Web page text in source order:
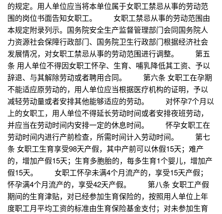
的规定。用人单位应当将本单位属于女职工禁忌从事的劳动范
围的岗位书面告知女职工。 女职工禁忌从事的劳动范围由
本规定附录列示。国务院安全生产监督管理部门会同国务院人
力资源社会保障行政部门、国务院卫生行政部门根据经济社会
发展情况，对女职工禁忌从事的劳动范围进行调整。 第五
条 用人单位不得因女职工怀孕、生育、哺乳降低其工资、予以
辞退、与其解除劳动或者聘用合同。 第六条 女职工在孕期
不能适应原劳动的，用人单位应当根据医疗机构的证明，予以
减轻劳动量或者安排其他能够适应的劳动。 对怀孕7个月以
上的女职工，用人单位不得延长劳动时间或者安排夜班劳动，
并应当在劳动时间内安排一定的休息时间。 怀孕女职工在
劳动时间内进行产前检查，所需时间计入劳动时间。 第七
条 女职工生育享受98天产假，其中产前可以休假15天；难产
的，增加产假15天；生育多胞胎的，每多生育1个婴儿，增加产
假15天。 女职工怀孕未满4个月流产的，享受15天产假；
怀孕满4个月流产的，享受42天产假。 第八条 女职工产假
期间的生育津贴，对已经参加生育保险的，按照用人单位上年
度职工月平均工资的标准由生育保险基金支付；对未参加生育